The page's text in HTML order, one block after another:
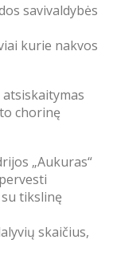
savivaldybės
kurie nakvos
chorinę
„Aukuras“
tikslinę
skaičius,